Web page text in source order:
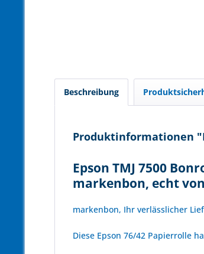
Beschreibung
Produktinformationen
Epson TMJ 7500
markenbon, echt
markenbon, Ihr verlässlicher
Diese Epson 76/42 Papierrolle